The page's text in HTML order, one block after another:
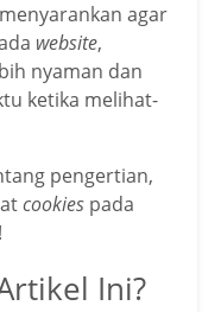
agar
website,
nyaman dan
ketika melihat-
pengertian,
cookies pada
Ini?